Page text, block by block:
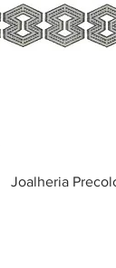
Joalheria